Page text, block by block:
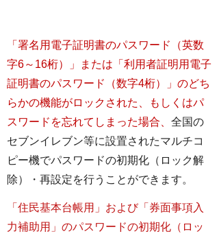
「署名用電子証明書のパスワード（英数
字6～16桁）」または「利用者証明用電子
証明書のパスワード（数字4桁）」のどち
らかの機能がロックされた、もしくはパ
スワードを忘れてしまった場合、 全国の
セブンイレブン等に設置されたマルチコ
ピー機でパスワードの初期化（ロック解
除）・再設定を行うことができます。
「住民基本台帳用」および「券面事項入
力補助用」のパスワードの初期化（ロッ